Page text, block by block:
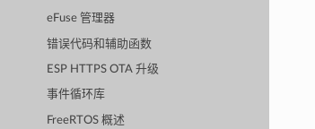
eFuse 管理器
错误代码和辅助函数
ESP HTTPS OTA 升级
事件循环库
FreeRTOS 概述